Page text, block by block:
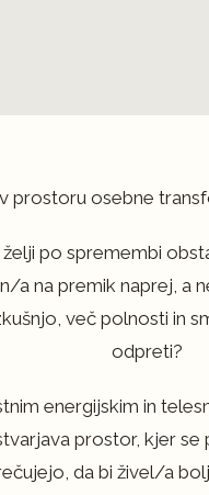
osebne
po spremembi
a na premik naprej, a
več polnosti in
odpreti?
energijskim in
prostor, kjer
da bi živel/a